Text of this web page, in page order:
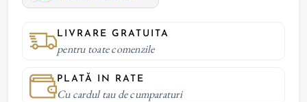
LIVRARE GRATUITA
pentru toate comenzile
PLATĂ IN RATE
Cu cardul tau de cumparaturi